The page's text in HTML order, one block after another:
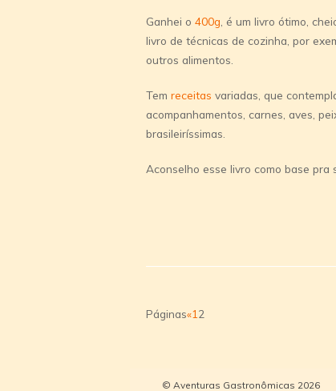
Ganhei o 400g , é um livro ótimo,
livro de técnicas de cozinha, por
outros alimentos.
Tem receitas variadas, que
acompanhamentos, carnes, aves,
brasileirí­ssimas.
Aconselho esse livro como base pra
Páginas«1 2
© Aventuras Gastronômicas 2026